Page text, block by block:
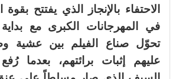
الاحتفاء بالإنجاز الذي يفتتح
في المهرجانات الكبرى مع بداية
تحوّل صناع الفيلم بين عشية
عليهم إثبات برائتهم، بعدما